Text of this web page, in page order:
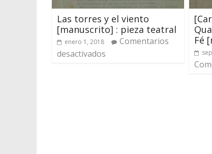
Las torres y el viento
[manuscrito] : pieza teatral
enero 1, 2018
Comentarios
desactivados
Fé